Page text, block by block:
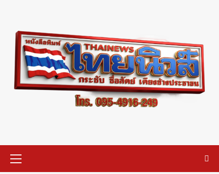
content
Menu